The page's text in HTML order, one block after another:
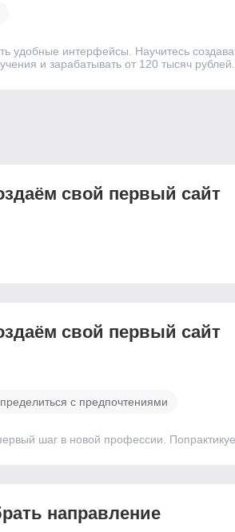
удобные интерфейсы. Научитесь
и зарабатывать от 120 тысяч рублей.
свой первый сайт
свой первый сайт
с предпочтениями
шаг в новой профессии.
направление